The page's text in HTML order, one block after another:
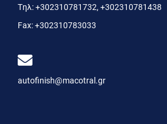
Τηλ:+302310781732, +302310781438
Fax:+302310783033
autofinish@macotral.gr